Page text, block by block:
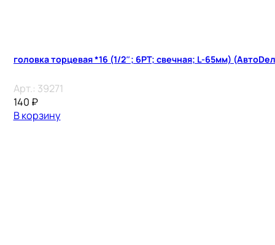
головка торцевая *16 (1/2″; 6PT; свечная; L-65мм)
Арт.: 39271
140 ₽
В корзину